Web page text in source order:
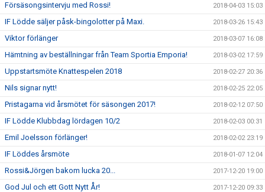
Försäsongsintervju med Rossi! 2018-04-03 15:03
IF Lödde säljer påsk-bingolotter på Maxi. 2018-03-26 15:43
Viktor förlänger 2018-03-07 16:08
Hämtning av beställningar från Team Sportia Emporia! 2018-03-02 17:59
Uppstartsmöte Knattespelen 2018 2018-02-27 20:36
Nils signar nytt! 2018-02-25 22:05
Pristagarna vid årsmötet för säsongen 2017! 2018-02-12 07:50
IF Lödde Klubbdag lördagen 10/2 2018-02-03 00:31
Emil Joelsson förlänger! 2018-02-02 23:19
IF Löddes årsmöte 2018-01-07 12:04
Rossi&Jörgen bakom lucka 20... 2017-12-20 19:00
God Jul och ett Gott Nytt År! 2017-12-20 09:33